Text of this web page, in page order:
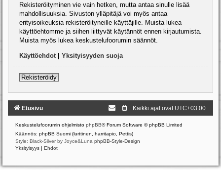
Rekisteröityminen vie vain hetken, mutta antaa sinulle lisää
mahdollisuuksia. Sivuston ylläpitäjä voi myös antaa
erityisoikeuksia rekisteröityneille käyttäjille. Muista lukea
käyttöehtomme ja siihen liittyvät käytännöt ennen kirjautumista.
Muista myös lukea keskustelufoorumin säännöt.
Käyttöehdot Yksityisyyden suoja
Rekisteröidy
Etusivu Kaikki ajat ovat UTC+03:00
Keskustelufoorumin ohjelmisto phpBB® Forum Software © phpBB Limited
Käännös: phpBB Suomi (lurttinen, harritapio, Pettis)
Style: Black-Silver by Joyce&Luna phpBB-Style-Design
Yksityisyys | Ehdot